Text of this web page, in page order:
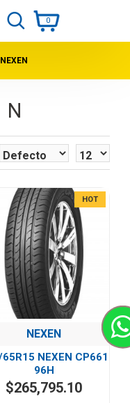
0
NEXEN
HOT
NEXEN
NEXEN CP661
96H
$265,795.10